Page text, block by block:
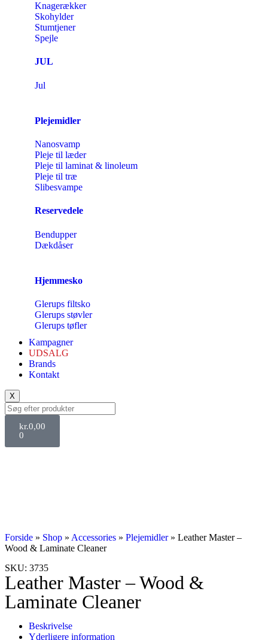
Knagerækker
Skohylder
Stumtjener
Spejle
JUL
Jul
Plejemidler
Nanosvamp
Pleje til læder
Pleje til laminat & linoleum
Pleje til træ
Slibesvampe
Reservedele
Bendupper
Dækdåser
Hjemmesko
Glerups filtsko
Glerups støvler
Glerups tøfler
Kampagner
UDSALG
Brands
Kontakt
X
kr.0,00
0
Forside » Shop » Accessories » Plejemidler» Leather Master –
Wood & Laminate Cleaner
SKU: 3735
Leather Master – Wood &
Laminate Cleaner
Beskrivelse
Yderligere information